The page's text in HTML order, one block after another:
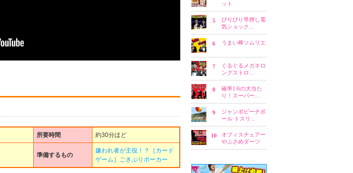
所要時間 約30分ほど
準備するもの
嫌われ者が主役！？［カード
ゲーム］ごきぶりポーカー